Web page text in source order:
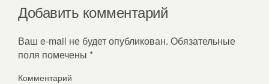
Добавить комментарий
Ваш e-mail не будет опубликован. Обязательные
поля помечены *
Комментарий